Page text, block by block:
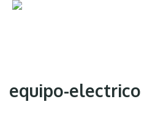
equipo-electrico